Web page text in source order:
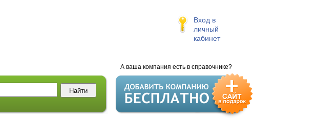
Вход в
личный
кабинет
А ваша компания есть в справочнике?